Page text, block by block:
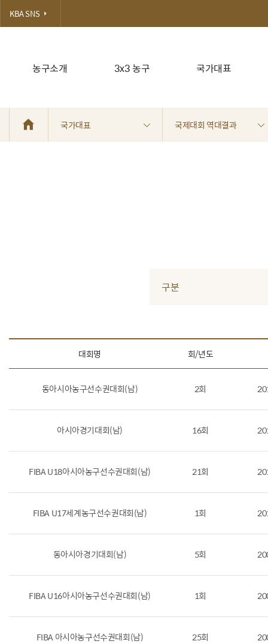
농구소개 3x3 농구 국가대표
KBA SNS
국가대표 국제대회 역대결과
구분
대회명 회/년도
동아시아농구선수권대회(남) 2회
아시아경기대회(남) 16회
FIBA U18아시아농구선수권대회(남) 21회
FIBA U17세계농구선수권대회(남) 1회
동아시아경기대회(남) 5회
FIBA U16아시아농구선수권대회(남) 1회
FIBA 아시아농구선수권대회(남) 25회